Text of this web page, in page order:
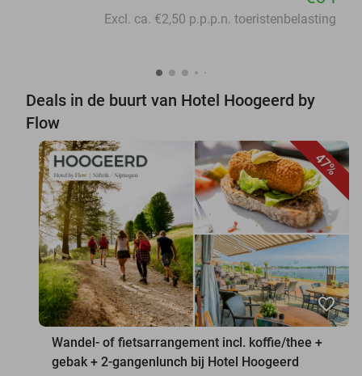
Excl. ca. €2,50 p.p.p.n. toeristenbelasting
Deals in de buurt van Hotel Hoogeerd by
Flow
47%
favorite_border
Wandel- of fietsarrangement incl. koffie/thee +
gebak + 2-gangenlunch bij Hotel Hoogeerd